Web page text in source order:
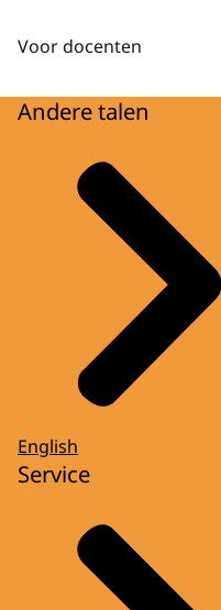
Voor docenten
Andere talen
English
Service